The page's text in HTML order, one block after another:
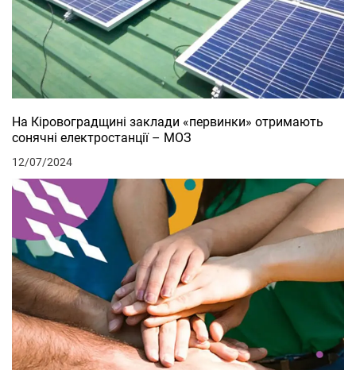
На Кіровоградщині заклади «первинки» отримають
сонячні електростанції – МОЗ
12/07/2024